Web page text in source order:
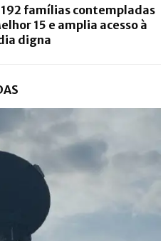
famílias contempladas
15 e amplia acesso à
digna